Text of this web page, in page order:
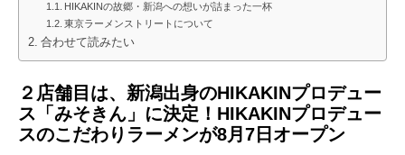
HIKAKINの故郷・新潟への想いが詰まった一杯
東京ラーメンストリートについて
合わせて読みたい
２店舗目は、新潟出身のHIKAKINプロデュー
ス「みそきん」に決定！HIKAKINプロデュー
スのこだわりラーメンが8月7日オープン